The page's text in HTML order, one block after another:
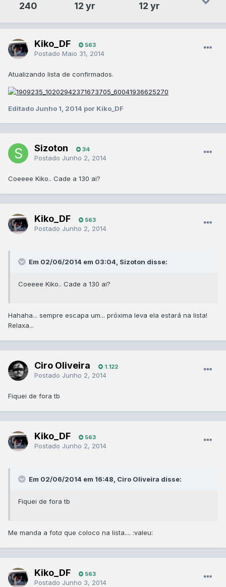
240 12 yr 12 yr
Kiko_DF 563
Postado Maio 31, 2014
Atualizando lista de confirmados.
Editado Junho 1, 2014 por Kiko_DF
Sizoton 34
Postado Junho 2, 2014
Coeeee Kiko.. Cade a 130 ai?
Kiko_DF 563
Postado Junho 2, 2014
Em 02/06/2014 em 03:04, Sizoton disse:
Coeeee Kiko.. Cade a 130 ai?
Hahaha... sempre escapa um... próxima leva ela estará na lista!
Relaxa...
Ciro Oliveira 1.122
Postado Junho 2, 2014
Fiquei de fora tb
Kiko_DF 563
Postado Junho 2, 2014
Em 02/06/2014 em 16:48, Ciro Oliveira disse:
Fiquei de fora tb
Me manda a fota que coloco na lista.... :valeu:
Kiko_DF 563
Postado Junho 3, 2014